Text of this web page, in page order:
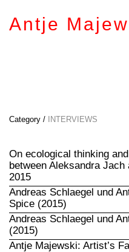
Antje
Category / INTERVIEWS
On ecological thinking
between Aleksandra
2015
Andreas Schlaegel und
Spice (2015)
Andreas Schlaegel und
(2015)
Antje Majewski: Artist’s